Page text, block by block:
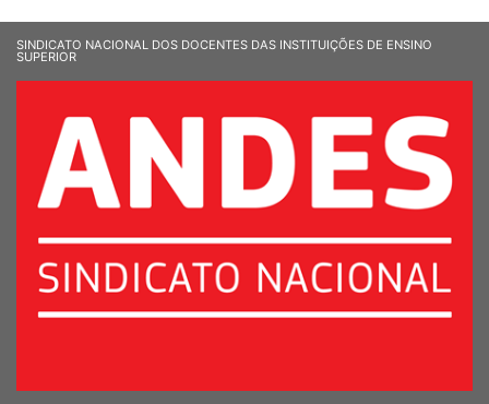
SINDICATO NACIONAL DOS DOCENTES DAS INSTITUIÇÕES DE ENSINO
SUPERIOR